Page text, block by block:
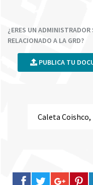
¿ERES UN
RELACIONADO A LA GRD?
PUBLICA TU